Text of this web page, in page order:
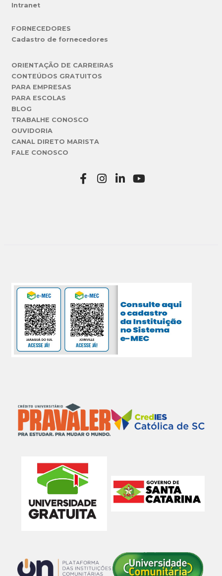
Intranet
FORNECEDORES
Cadastro de fornecedores
ORIENTAÇÃO DE CARREIRAS
CONTEÚDOS GRATUITOS
PARA EMPRESAS
PARA ESCOLAS
BLOG
TRABALHE CONOSCO
OUVIDORIA
CANAL DIRETO MARISTA
FALE CONOSCO